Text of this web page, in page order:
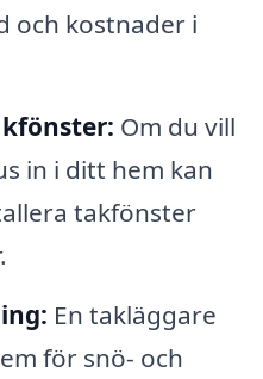
och kostnader i
Om du vill
in i ditt hem kan
takfönster
En takläggare
för snö- och